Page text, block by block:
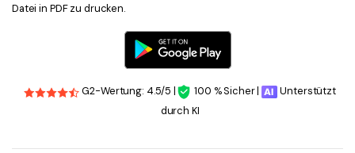
Datei in PDF zu drucken.
G2-Wertung: 4.5/5 | 100 % Sicher |
Unterstützt
durch KI